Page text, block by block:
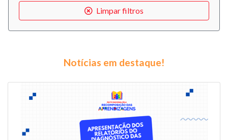
Limpar filtros
Notícias em destaque!